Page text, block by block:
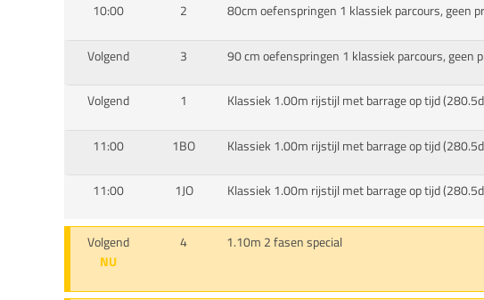
10:00
2 80cm oefenspringen 1 klassiek parcours, geen
Volgend 3 90 cm oefenspringen 1 klassiek parcours, geen
Volgend 1 Klassiek 1.00m rijstijl met barrage op tijd
11:00 1BO Klassiek 1.00m rijstijl met barrage op tijd
11:00 1JO Klassiek 1.00m rijstijl met barrage op tijd
Volgend
NU
4 1.10m 2 fasen special